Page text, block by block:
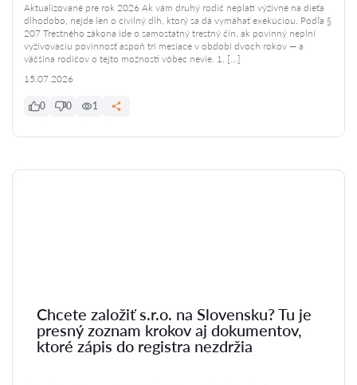
Aktualizované pre rok 2026 Ak vám druhý rodič neplatí výživné na dieťa
dlhodobo, nejde len o civilný dlh, ktorý sa dá vymáhať exekúciou. Podľa §
207 Trestného zákona ide o samostatný trestný čin, ak povinný neplní
vyživovaciu povinnosť aspoň tri mesiace v období dvoch rokov — a
väčšina rodičov o tejto možnosti vôbec nevie. 1. […]
15.07.2026
0 0 1
Chcete založiť s.r.o. na Slovensku? Tu je
presný zoznam krokov aj dokumentov,
ktoré zápis do registra nezdržia